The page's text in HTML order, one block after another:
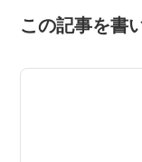
この記事を書